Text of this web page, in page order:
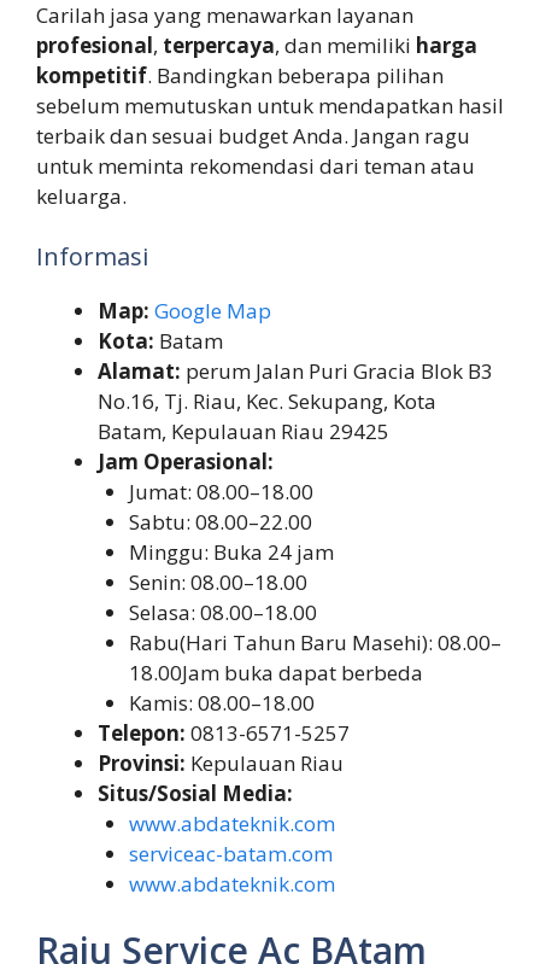
Carilah jasa yang menawarkan layanan
profesional, terpercaya, dan memiliki harga
kompetitif. Bandingkan beberapa pilihan
sebelum memutuskan untuk mendapatkan hasil
terbaik dan sesuai budget Anda. Jangan ragu
untuk meminta rekomendasi dari teman atau
keluarga.
Informasi
Map: Google Map
Kota: Batam
Alamat: perum Jalan Puri Gracia Blok B3
No.16, Tj. Riau, Kec. Sekupang, Kota
Batam, Kepulauan Riau 29425
Jam Operasional:
Jumat: 08.00–18.00
Sabtu: 08.00–22.00
Minggu: Buka 24 jam
Senin: 08.00–18.00
Selasa: 08.00–18.00
Rabu(Hari Tahun Baru Masehi): 08.00–
18.00Jam buka dapat berbeda
Kamis: 08.00–18.00
Telepon: 0813-6571-5257
Provinsi: Kepulauan Riau
Situs/Sosial Media:
www.abdateknik.com
serviceac-batam.com
www.abdateknik.com
Raju Service Ac BAtam